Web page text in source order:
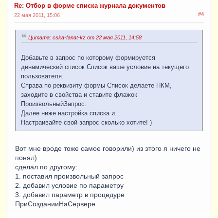
Re: Отбор в форме списка журнала документов
#4
22 мая 2011, 15:06
Цитата: cska-fanat-kz от 22 мая 2011, 14:58
Добавьте в запрос по которому формируется
динамический список Список ваше условие на текущего
пользователя.
Справа по реквизиту формы Список делаете ПКМ,
заходите в свойства и ставите флажок
ПроизвольныйЗапрос.
Далее ниже настройка списка и...
Настраивайте свой запрос сколько хотите! )
Вот мне вроде тоже самое говорили) из этого я ничего не
понял)
сделал по другому:
1. поставил произвольный запрос
2. добавил условие по параметру
3. добавил параметр в процедуре
ПриСозданииНаСервере